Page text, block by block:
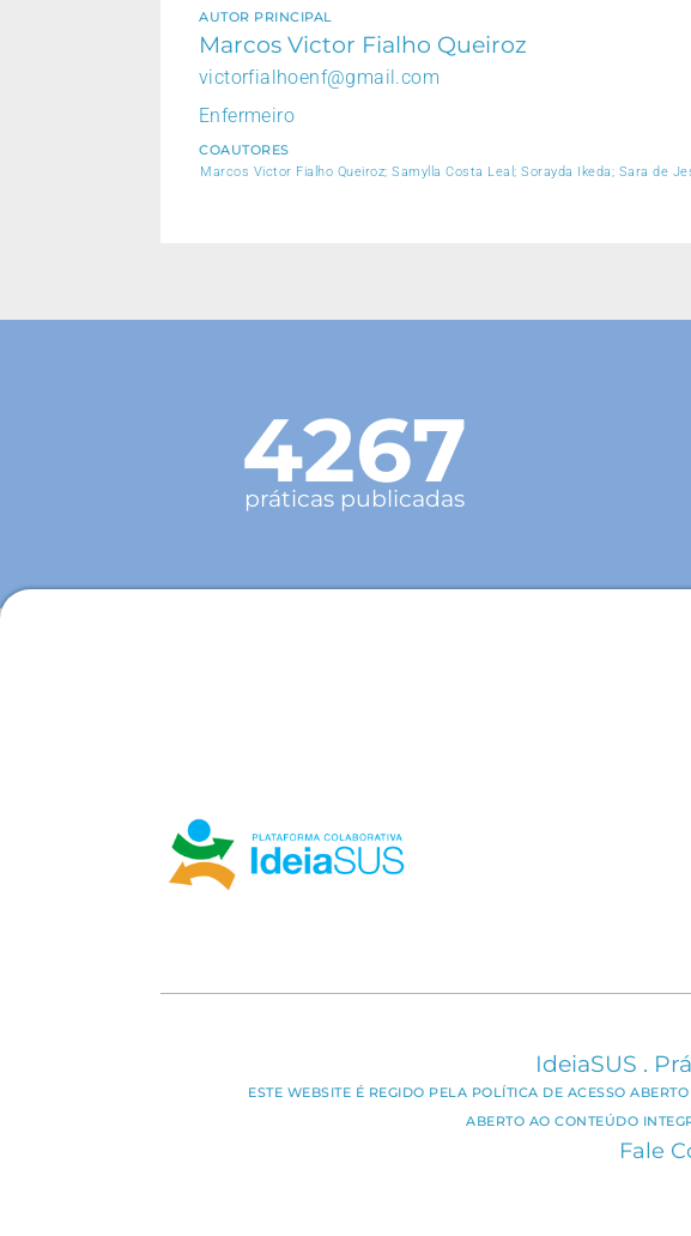
AUTOR PRINCIPAL
Marcos Victor Fialho Queiroz
victorfialhoenf@gmail.com
Enfermeiro
COAUTORES
Marcos Victor Fialho Queiroz; Samylla Costa Leal; Sorayda Ikeda; Sara de
4267
práticas publicadas
IdeiaSUS .
ESTE WEBSITE É REGIDO PELA POLÍTICA DE ACESSO
ABERTO AO CONTEÚDO
Fale